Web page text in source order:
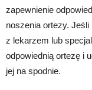
zapewnienie
noszenia ortezy.
z lekarzem lub
odpowiednią ortezę i
jej na spodnie.